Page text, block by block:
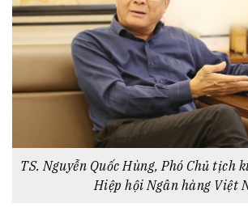
TS. Nguyễn Quốc Hùng, Phó Chủ tịch
Hiệp hội Ngân hàng Việt